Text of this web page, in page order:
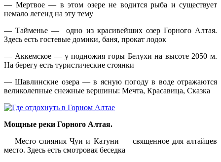
— Мертвое — в этом озере не водится рыба и существует
немало легенд на эту тему
— Тайменье — одно из красивейших озер Горного Алтая.
Здесь есть гостевые домики, баня, прокат лодок
— Аккемское — у подножия горы Белухи на высоте 2050 м.
На берегу есть туристические стоянки
— Шавлинские озера — в ясную погоду в воде отражаются
великолепные снежные вершины: Мечта, Красавица, Сказка
Мощные реки Горного Алтая.
— Место слияния Чуи и Катуни — священное для алтайцев
место. Здесь есть смотровая беседка